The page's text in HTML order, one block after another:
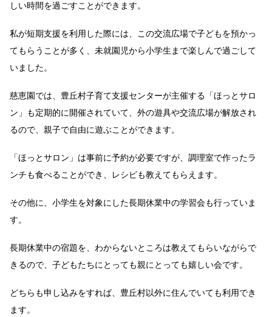
しい時間を過ごすことができます。
私が短期支援を利用した際には、この交流広場で子どもを預かっ
てもらうことが多く、未就園児から小学生まで楽しんで過ごして
いました。
慈恵園では、豊丘村子育て支援センターが主催する「ほっとサロ
ン」も定期的に開催されていて、外の遊具や交流広場が解放され
るので、親子で自由に遊ぶことができます。
「ほっとサロン」は事前に予約が必要ですが、調理室で作ったラ
ンチも食べることができ、レシピも教えてもらえます。
その他に、小学生を対象にした長期休業中の学習会も行っていま
す。
長期休業中の宿題を、わからないところは教えてもらいながらで
きるので、子どもたちにとっても親にとっても嬉しい会です。
どちらも申し込みをすれば、豊丘村以外に住んでいても利用でき
ます。